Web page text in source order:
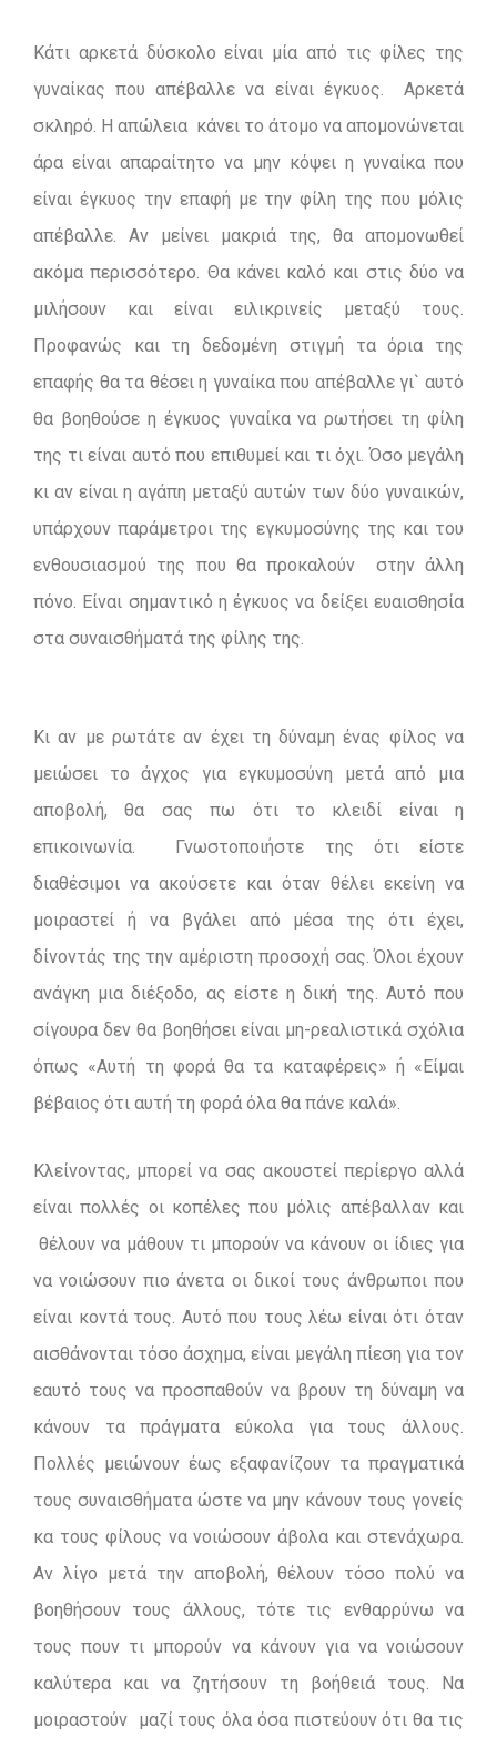
Κάτι αρκετά δύσκολο είναι μία από τις φίλες της
γυναίκας που απέβαλλε να είναι έγκυος. Αρκετά
σκληρό. Η απώλεια κάνει το άτομο να απομονώνεται
άρα είναι απαραίτητο να μην κόψει η γυναίκα που
είναι έγκυος την επαφή με την φίλη της που μόλις
απέβαλλε. Αν μείνει μακριά της, θα απομονωθεί
ακόμα περισσότερο. Θα κάνει καλό και στις δύο να
μιλήσουν και είναι ειλικρινείς μεταξύ τους.
Προφανώς και τη δεδομένη στιγμή τα όρια της
επαφής θα τα θέσει η γυναίκα που απέβαλλε γι` αυτό
θα βοηθούσε η έγκυος γυναίκα να ρωτήσει τη φίλη
της τι είναι αυτό που επιθυμεί και τι όχι. Όσο μεγάλη
κι αν είναι η αγάπη μεταξύ αυτών των δύο γυναικών,
υπάρχουν παράμετροι της εγκυμοσύνης της και του
ενθουσιασμού της που θα προκαλούν στην άλλη
πόνο. Είναι σημαντικό η έγκυος να δείξει ευαισθησία
στα συναισθήματά της φίλης της.
Κι αν με ρωτάτε αν έχει τη δύναμη ένας φίλος να
μειώσει το άγχος για εγκυμοσύνη μετά από μια
αποβολή, θα σας πω ότι το κλειδί είναι η
επικοινωνία. Γνωστοποιήστε της ότι είστε
διαθέσιμοι να ακούσετε και όταν θέλει εκείνη να
μοιραστεί ή να βγάλει από μέσα της ότι έχει,
δίνοντάς της την αμέριστη προσοχή σας. Όλοι έχουν
ανάγκη μια διέξοδο, ας είστε η δική της. Αυτό που
σίγουρα δεν θα βοηθήσει είναι μη-ρεαλιστικά σχόλια
όπως «Αυτή τη φορά θα τα καταφέρεις» ή «Είμαι
βέβαιος ότι αυτή τη φορά όλα θα πάνε καλά».
Κλείνοντας, μπορεί να σας ακουστεί περίεργο αλλά
είναι πολλές οι κοπέλες που μόλις απέβαλλαν και
θέλουν να μάθουν τι μπορούν να κάνουν οι ίδιες για
να νοιώσουν πιο άνετα οι δικοί τους άνθρωποι που
είναι κοντά τους. Αυτό που τους λέω είναι ότι όταν
αισθάνονται τόσο άσχημα, είναι μεγάλη πίεση για τον
εαυτό τους να προσπαθούν να βρουν τη δύναμη να
κάνουν τα πράγματα εύκολα για τους άλλους.
Πολλές μειώνουν έως εξαφανίζουν τα πραγματικά
τους συναισθήματα ώστε να μην κάνουν τους γονείς
κα τους φίλους να νοιώσουν άβολα και στενάχωρα.
Αν λίγο μετά την αποβολή, θέλουν τόσο πολύ να
βοηθήσουν τους άλλους, τότε τις ενθαρρύνω να
τους πουν τι μπορούν να κάνουν για να νοιώσουν
καλύτερα και να ζητήσουν τη βοήθειά τους. Να
μοιραστούν μαζί τους όλα όσα πιστεύουν ότι θα τις